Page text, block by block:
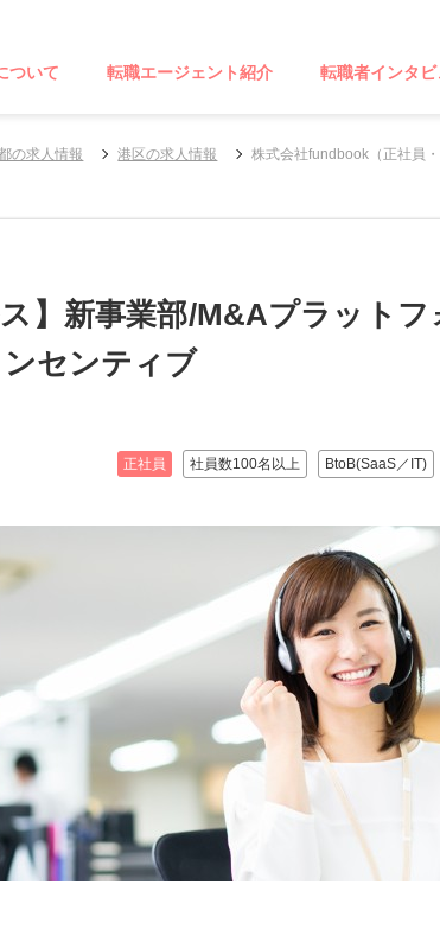
ついて 転職エージェント紹介 転職者インタビ
の求人情報 港区の求人情報 株式会社fundbook（正社員
】新事業部/M&Aプラット
センティブ
正社員 社員数100名以上 BtoB(SaaS／IT)